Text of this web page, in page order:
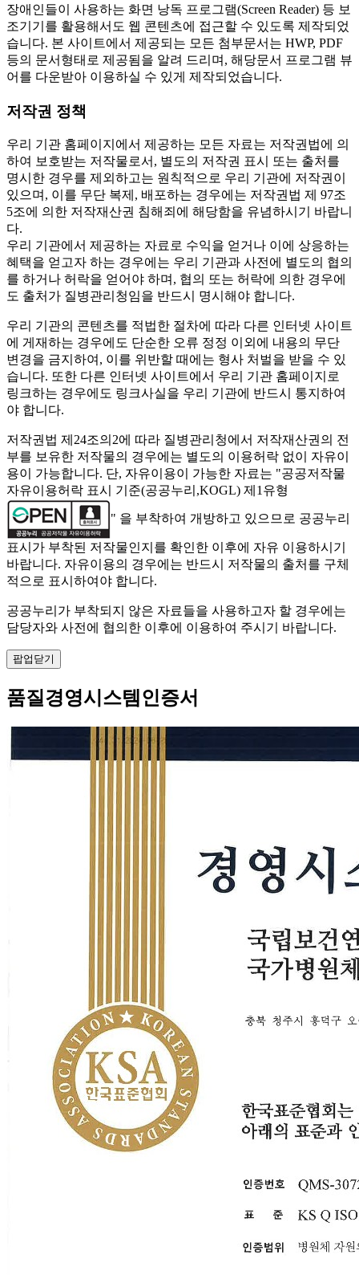
장애인들이 사용하는 화면 낭독 프로그램(Screen Reader) 등 보
조기기를 활용해서도 웹 콘텐츠에 접근할 수 있도록 제작되었
습니다. 본 사이트에서 제공되는 모든 첨부문서는 HWP, PDF
등의 문서형태로 제공됨을 알려 드리며, 해당문서 프로그램 뷰
어를 다운받아 이용하실 수 있게 제작되었습니다.
저작권 정책
우리 기관 홈페이지에서 제공하는 모든 자료는 저작권법에 의
하여 보호받는 저작물로서, 별도의 저작권 표시 또는 출처를
명시한 경우를 제외하고는 원칙적으로 우리 기관에 저작권이
있으며, 이를 무단 복제, 배포하는 경우에는 저작권법 제 97조
5조에 의한 저작재산권 침해죄에 해당함을 유념하시기 바랍니
다.
우리 기관에서 제공하는 자료로 수익을 얻거나 이에 상응하는
혜택을 얻고자 하는 경우에는 우리 기관과 사전에 별도의 협의
를 하거나 허락을 얻어야 하며, 협의 또는 허락에 의한 경우에
도 출처가 질병관리청임을 반드시 명시해야 합니다.
우리 기관의 콘텐츠를 적법한 절차에 따라 다른 인터넷 사이트
에 게재하는 경우에도 단순한 오류 정정 이외에 내용의 무단
변경을 금지하여, 이를 위반할 때에는 형사 처벌을 받을 수 있
습니다. 또한 다른 인터넷 사이트에서 우리 기관 홈페이지로
링크하는 경우에도 링크사실을 우리 기관에 반드시 통지하여
야 합니다.
저작권법 제24조의2에 따라 질병관리청에서 저작재산권의 전
부를 보유한 저작물의 경우에는 별도의 이용허락 없이 자유이
용이 가능합니다. 단, 자유이용이 가능한 자료는 "공공저작물
자유이용허락 표시 기준(공공누리,KOGL) 제1유형
" 을 부착하여 개방하고 있으므로 공공누리
표시가 부착된 저작물인지를 확인한 이후에 자유 이용하시기
바랍니다. 자유이용의 경우에는 반드시 저작물의 출처를 구체
적으로 표시하여야 합니다.
공공누리가 부착되지 않은 자료들을 사용하고자 할 경우에는
담당자와 사전에 협의한 이후에 이용하여 주시기 바랍니다.
팝업닫기
품질경영시스템인증서